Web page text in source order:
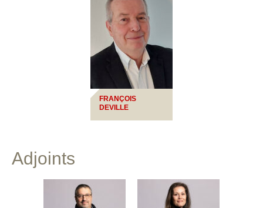
FRANÇOIS
DEVILLE
Adjoints